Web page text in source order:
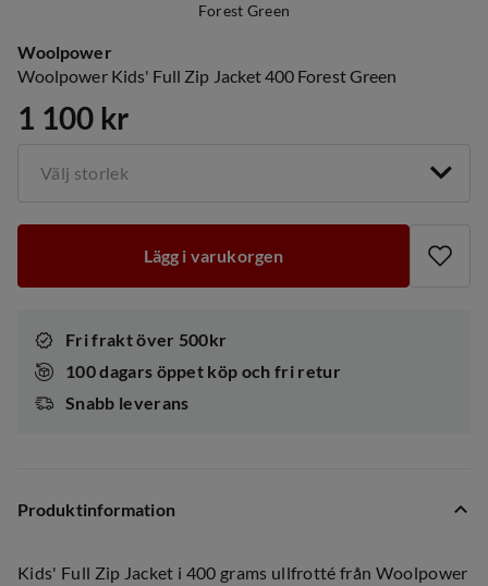
Forest Green
Woolpower
Woolpower Kids' Full Zip Jacket 400 Forest Green
price
1 100 kr
Välj storlek
Lägg i varukorgen
Fri frakt över 500kr
100 dagars öppet köp och fri retur
Snabb leverans
Produktinformation
Kids' Full Zip Jacket i 400 grams ullfrotté från Woolpower